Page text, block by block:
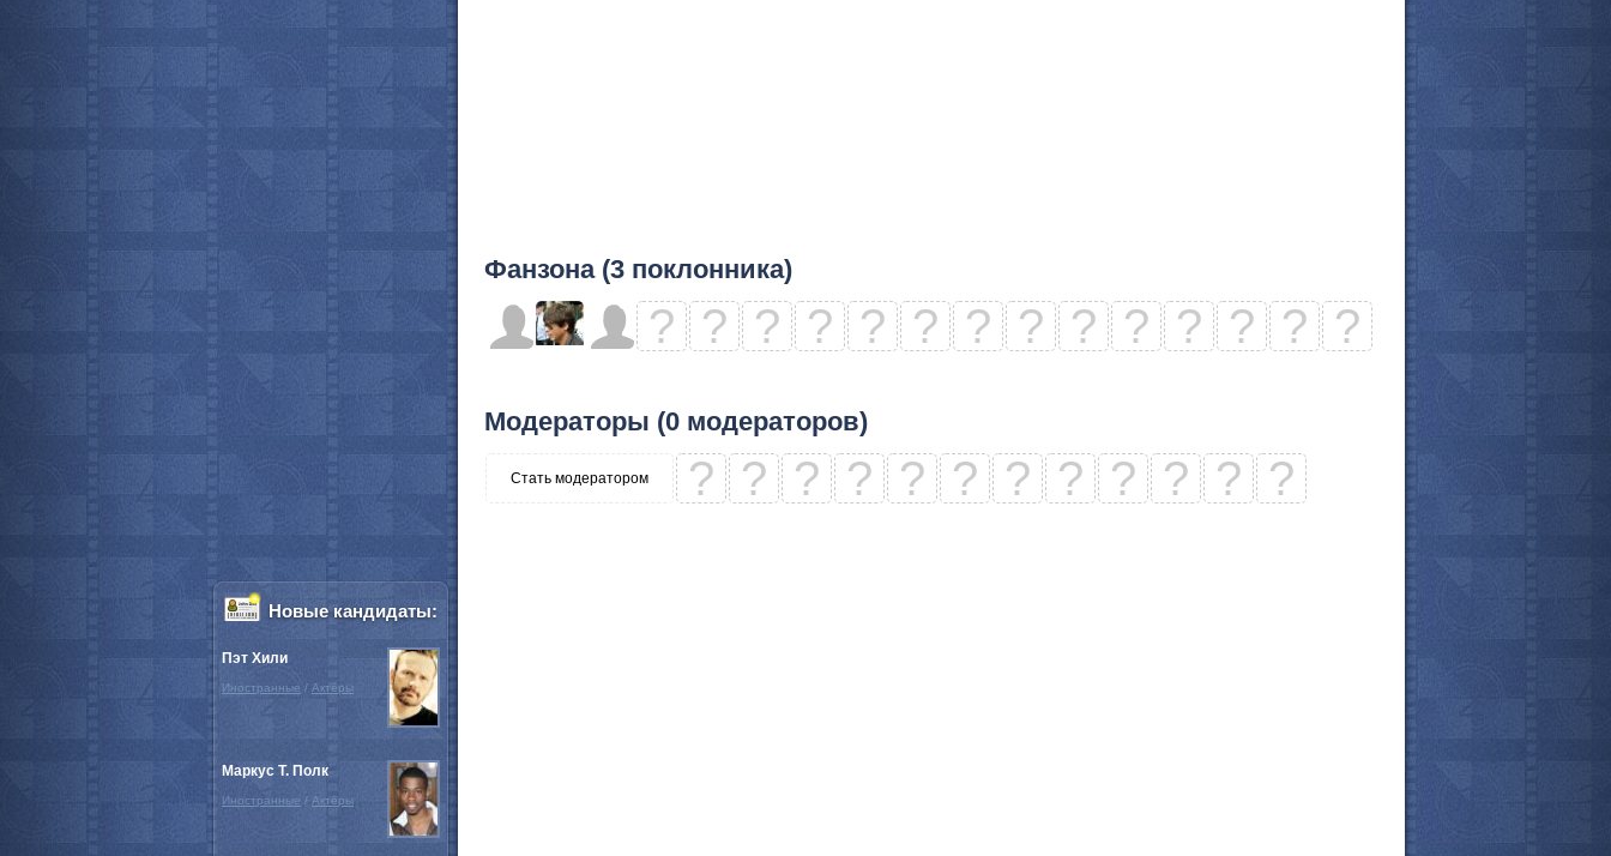
Фанзона (3 поклонника)
? ? ? ? ? ? ? ? ? ? ? ? ? ?
Модераторы (0 модераторов)
Стать модератором ? ? ? ? ? ? ? ? ? ? ? ?
Новые кандидаты:
Пэт Хили
Иностранные / Актёры
Маркус Т. Полк
Иностранные / Актёры